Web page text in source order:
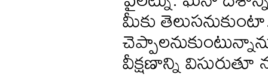
మీకు
వీక్షణాన్ని విసురుతూ